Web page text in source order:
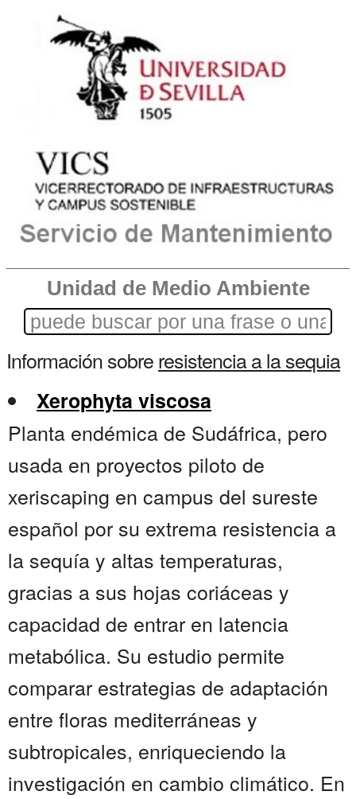
Unidad de Medio Ambiente
Información sobreresistencia a la sequia
Xerophyta viscosa
Planta endémica de Sudáfrica, pero
usada en proyectos piloto de
xeriscaping en campus del sureste
español por su extrema resistencia a
la sequía y altas temperaturas,
gracias a sus hojas coriáceas y
capacidad de entrar en latencia
metabólica. Su estudio permite
comparar estrategias de adaptación
entre floras mediterráneas y
subtropicales, enriqueciendo la
investigación en cambio climático. En